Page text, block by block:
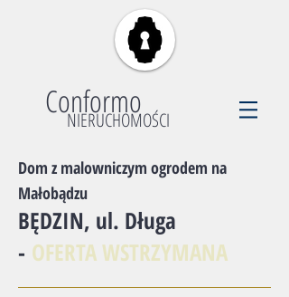
Conformo
NIERUCHOMOŚCI
Dom z malowniczym ogrodem na
Małobądzu
​BĘDZIN, ul. Długa
- OFERTA WSTRZYMANA